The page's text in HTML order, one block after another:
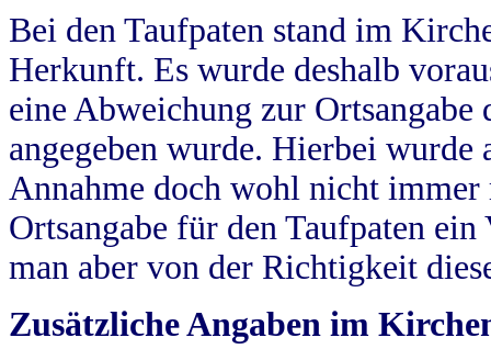
Bei den Taufpaten stand im
Herkunft. Es wurde deshalb
eine Abweichung zur
angegeben wurde. Hierbei wurde
Annahme doch wohl nicht
Ortsangabe für den Taufpaten
man aber von der Richtigkeit
Zusätzliche Angaben im